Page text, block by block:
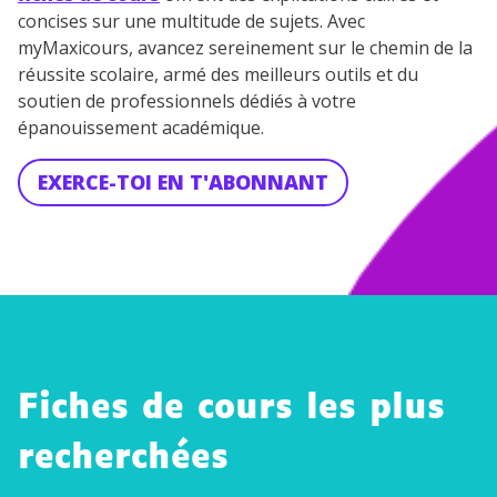
concises sur une multitude de sujets. Avec
myMaxicours, avancez sereinement sur le chemin de la
réussite scolaire, armé des meilleurs outils et du
soutien de professionnels dédiés à votre
épanouissement académique.
EXERCE-TOI EN T'ABONNANT
Fiches de cours les plus
recherchées